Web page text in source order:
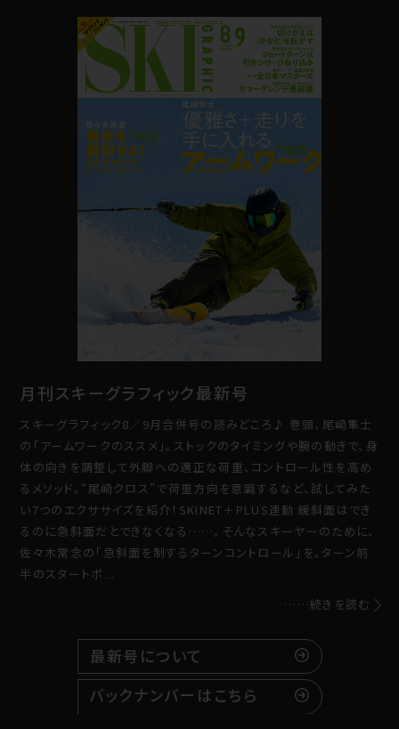
月刊スキーグラフィック最新号
スキーグラフィック8／9月合併号の読みどころ♪ 巻頭、尾﨑隼士
の「アームワークのススメ」。ストックのタイミングや腕の動きで、身
体の向きを調整して外脚への適正な荷重、コントロール性を高め
るメソッド。“尾﨑クロス”で荷重方向を意識するなど、試してみた
い7つのエクササイズを紹介！SKINET＋PLUS連動 緩斜面はでき
るのに急斜面だとできなくなる……。そんなスキーヤーのために、
佐々木常念の「急斜面を制するターンコントロール」を。ターン前
半のスタートポ...
……続きを読む
最新号について
バックナンバーはこちら